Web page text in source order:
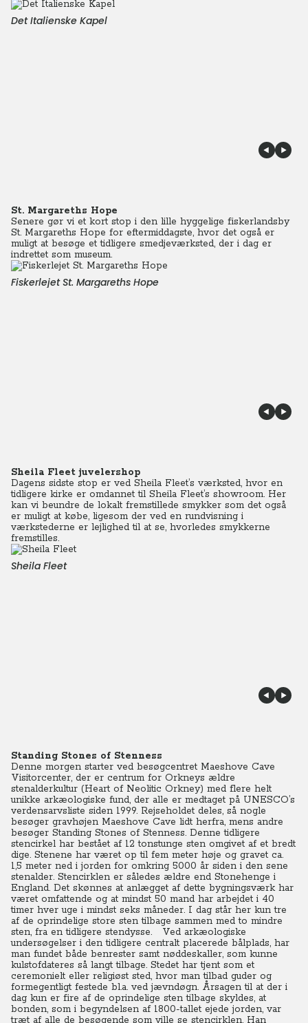
Det Italienske Kapel
St. Margareths Hope
Senere gør vi et kort stop i den lille hyggelige fiskerlandsby
St. Margareths Hope for eftermiddagste, hvor det også er
muligt at besøge et tidligere smedjeværksted, der i dag er
indrettet som museum.
Fiskerlejet St. Margareths Hope
Sheila Fleet juvelershop
Dagens sidste stop er ved Sheila Fleet’s værksted, hvor en
tidligere kirke er omdannet til Sheila Fleet’s showroom. Her
kan vi beundre de lokalt fremstillede smykker som det også
er muligt at købe, ligesom der ved en rundvisning i
værkstederne er lejlighed til at se, hvorledes smykkerne
fremstilles.
Sheila Fleet
Standing Stones of Stenness
Denne morgen starter ved besøgcentret Maeshove Cave
Visitorcenter, der er centrum for Orkneys ældre
stenalderkultur (Heart of Neolitic Orkney) med flere helt
unikke arkæologiske fund, der alle er medtaget på UNESCO’s
verdensarvsliste siden 1999. Rejseholdet deles, så nogle
besøger gravhøjen Maeshove Cave lidt herfra, mens andre
besøger Standing Stones of Stenness. Denne tidligere
stencirkel har bestået af 12 tonstunge sten omgivet af et bredt
dige. Stenene har været op til fem meter høje og gravet ca.
1,5 meter ned i jorden for omkring 5000 år siden i den sene
stenalder. Stencirklen er således ældre end Stonehenge i
England. Det skønnes at anlægget af dette bygningsværk har
været omfattende og at mindst 50 mand har arbejdet i 40
timer hver uge i mindst seks måneder. I dag står her kun tre
af de oprindelige store sten tilbage sammen med to mindre
sten, fra en tidligere stendysse. Ved arkæologiske
undersøgelser i den tidligere centralt placerede bålplads, har
man fundet både benrester samt nøddeskaller, som kunne
kulstofdateres så langt tilbage. Stedet har tjent som et
ceremonielt eller religiøst sted, hvor man tilbad guder og
formegentligt festede bl.a. ved jævndøgn. Årsagen til at der i
dag kun er fire af de oprindelige sten tilbage skyldes, at
bonden, som i begyndelsen af 1800-tallet ejede jorden, var
træt af alle de besøgende som ville se stencirklen. Han